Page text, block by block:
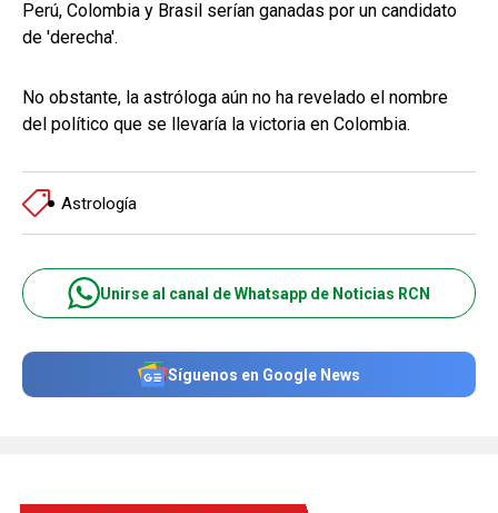
Perú, Colombia y Brasil serían ganadas por un candidato
de 'derecha'.
No obstante, la astróloga aún no ha revelado el nombre
del político que se llevaría la victoria en Colombia.
Astrología
Unirse al canal de Whatsapp de Noticias RCN
Síguenos en Google News